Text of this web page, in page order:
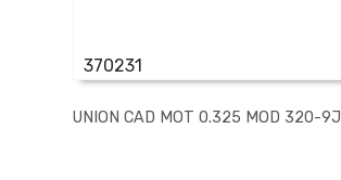
370231
UNION CAD MOT 0.325 MOD 320-9J